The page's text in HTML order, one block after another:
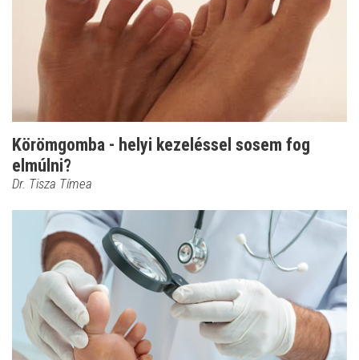
Körömgomba - helyi kezeléssel sosem fog
elmúlni?
Dr. Tisza Tímea